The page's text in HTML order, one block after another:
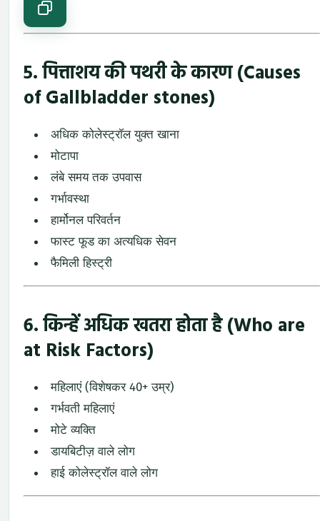
5. पित्ताशय की पथरी के कारण (Causes
ofGallbladder stones)
अधिक कोलेस्ट्रॉल युक्त खाना
मोटापा
लंबे समय तक उपवास
गर्भावस्था
हार्मोनल परिवर्तन
फास्ट फूड का अत्यधिक सेवन
फैमिली हिस्ट्री
6. किन्हें अधिक खतरा होता है (Who are
at Risk Factors)
महिलाएं (विशेषकर 40+ उम्र)
गर्भवती महिलाएं
मोटे व्यक्ति
डायबिटीज़ वाले लोग
हाई कोलेस्ट्रॉल वाले लोग